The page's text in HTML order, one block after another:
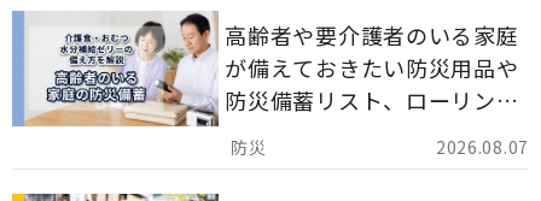
2026.08.07
高齢者や要介護者のいる家庭
が備えておきたい防災用品や
防災備蓄リスト、ローリング
ストックのポイントについて
解説します。